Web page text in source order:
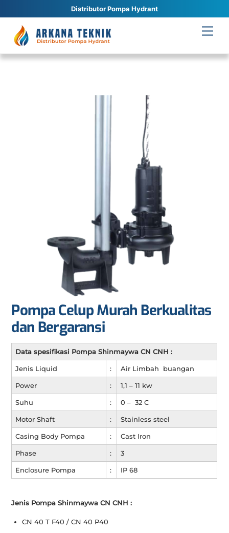
Distributor Pompa Hydrant
content
Pompa Celup Murah Berkualitas
dan Bergaransi
Data spesifikasi Pompa Shinmaywa CN CNH :
Jenis Liquid : Air Limbah buangan
Power : 1,1 – 11 kw
Suhu : 0 – 32 C
Motor Shaft : Stainless steel
Casing Body Pompa : Cast Iron
Phase : 3
Enclosure Pompa : IP 68
Jenis Pompa Shinmaywa CN CNH :
CN 40 T F40 / CN 40 P40